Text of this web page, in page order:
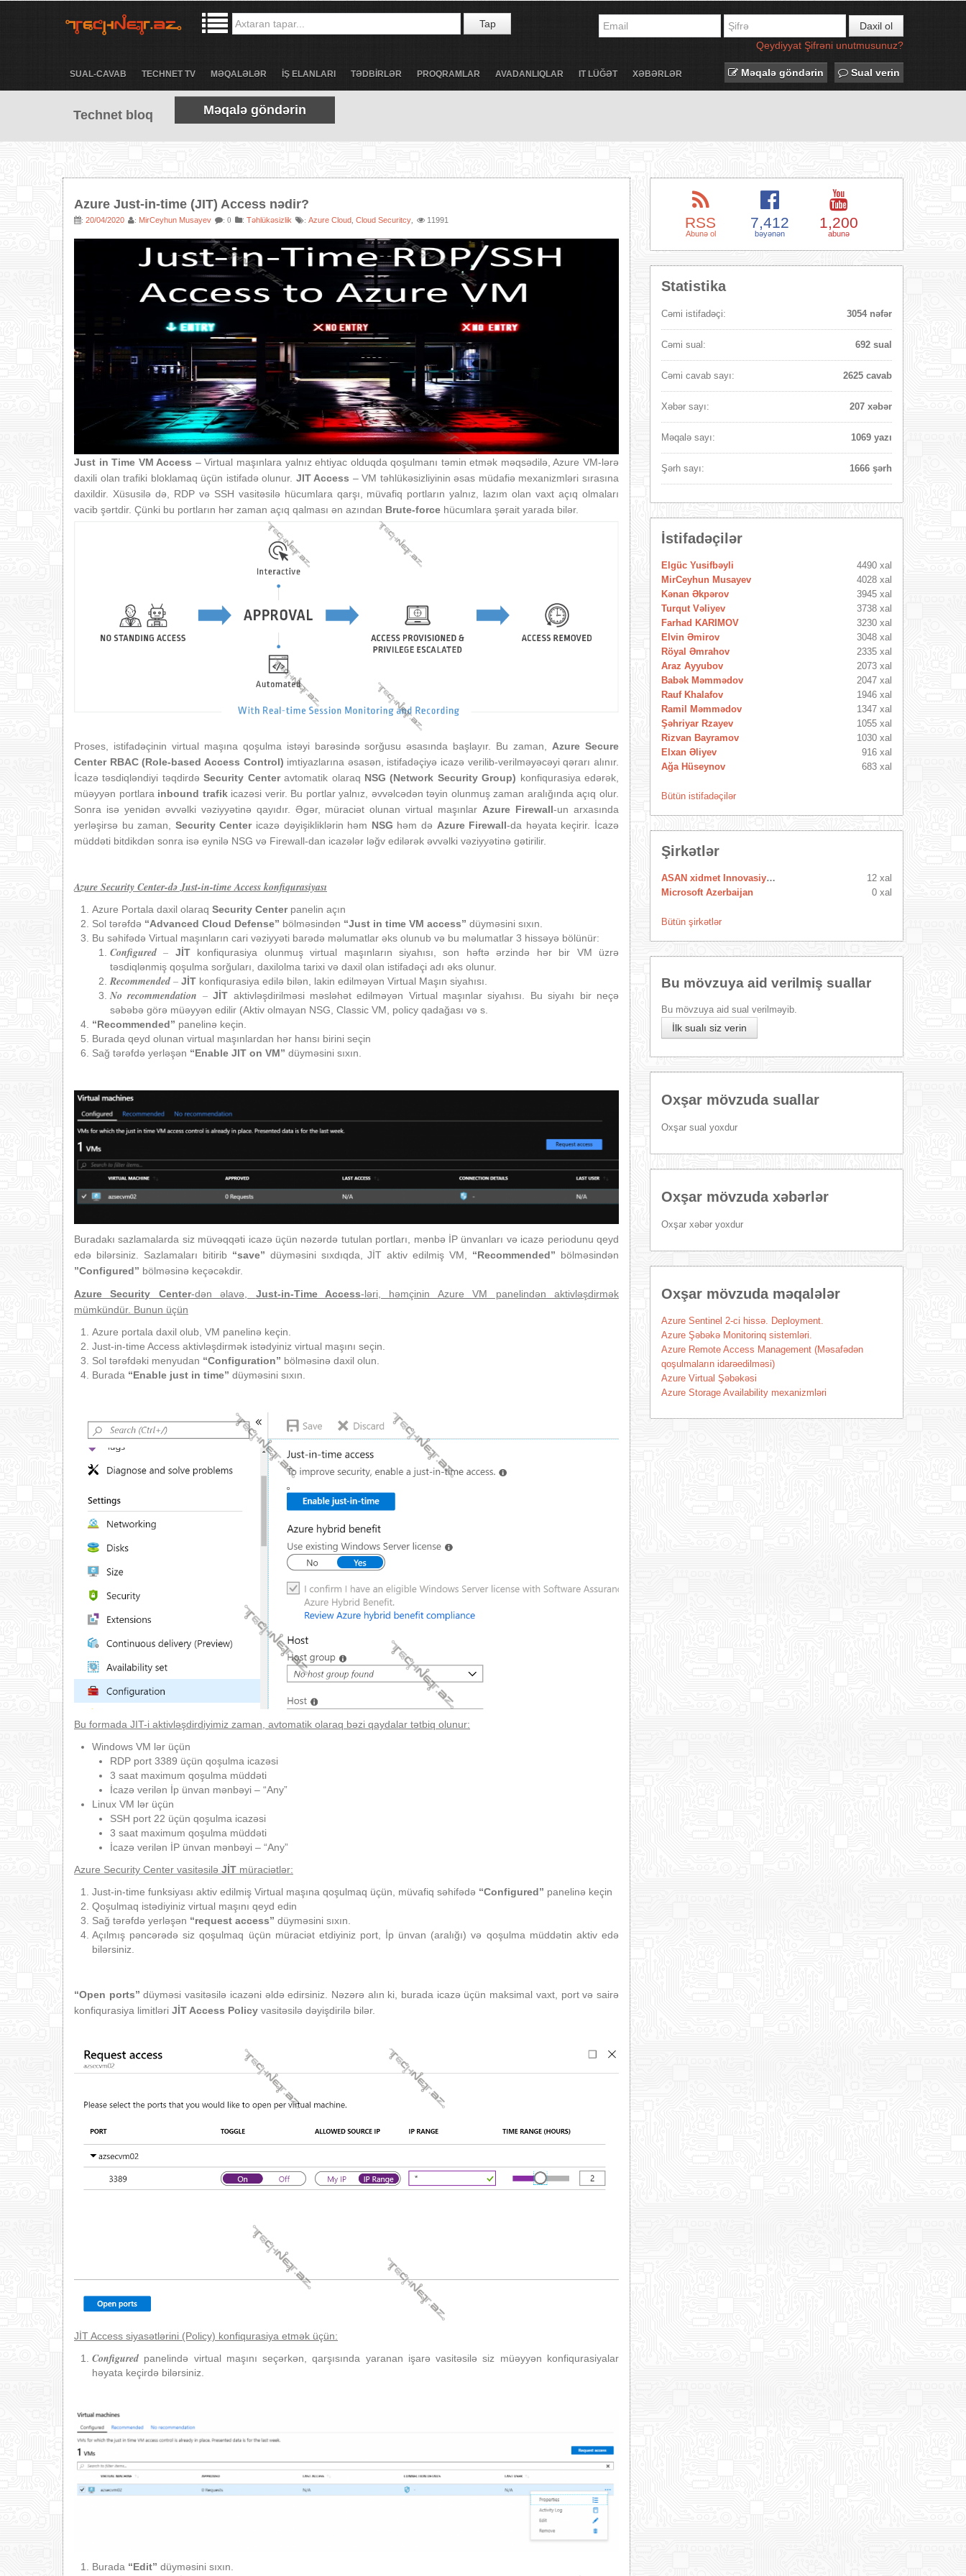
Tap
Daxil ol
Qeydiyyat Şifrəni unutmusunuz?
SUAL-CAVAB TECHNET TV MƏQALƏLƏR İŞ ELANLARI TƏDBİRLƏR PROQRAMLAR AVADANLIQLAR IT LÜĞƏT XƏBƏRLƏR Məqalə göndərin Sual verin
Technet bloq Məqalə göndərin
Azure Just-in-time (JIT) Access nədir?
: 20/04/2020 : MirCeyhun Musayev : 0 : Təhlükəsizlik : Azure Cloud Cloud Securitcy 11991
Just in Time VM Access – Virtual maşınlara yalnız ehtiyac olduqda qoşulmanı təmin etmək məqsədilə, Azure VM-lərə
daxili olan trafiki bloklamaq üçün istifadə olunur. JIT Access – VM təhlükəsizliyinin əsas müdafiə mexanizmləri sırasına
daxildir. Xüsusilə də, RDP və SSH vasitəsilə hücumlara qarşı, müvafiq portların yalnız, lazım olan vaxt açıq olmaları
vacib şərtdir. Çünki bu portların hər zaman açıq qalması ən azından Brute-force hücumlara şərait yarada bilər.
Proses, istifadəçinin virtual maşına qoşulma istəyi barəsində sorğusu əsasında başlayır. Bu zaman, Azure Secure
Center RBAC (Role-based Access Control) imtiyazlarına əsasən, istifadəçiyə icazə verilib-verilməyəcəyi qərarı alınır.
İcazə təsdiqləndiyi təqdirdəSecurity Centeravtomatik olaraq NSG (Network Security Group) konfiqurasiya edərək,
müəyyən portlara inbound trafikicazəsi verir. Bu portlar yalnız, əvvəlcədən təyin olunmuş zaman aralığında açıq olur.
Sonra isə yenidən əvvəlki vəziyyətinə qayıdır. Əgər, müraciət olunan virtual maşınlar Azure Firewall-un arxasında
yerləşirsə bu zaman, Security Centericazə dəyişikliklərin həm NSG həm də Azure Firewall-da həyata keçirir. İcazə
müddəti bitdikdən sonra isə eynilə NSG və Firewall-dan icazələr ləğv edilərək əvvəlki vəziyyətinə gətirilir.
Azure Security Center-də Just-in-time Access konfiqurasiyası
Azure Portala daxil olaraq Security Centerpanelin açın
Sol tərəfdə “Advanced Cloud Defense” bölməsindən “Just in time VM access” düyməsini sıxın.
Bu səhifədə Virtual maşınların cari vəziyyəti barədə məlumatlar əks olunub və bu məlumatlar 3 hissəyə bölünür:
Configured– JİTkonfiqurasiya olunmuş virtual maşınların siyahısı, son həftə ərzində hər bir VM üzrə
təsdiqlənmiş qoşulma sorğuları, daxilolma tarixi və daxil olan istifadəçi adı əks olunur.
Recommended – JİT konfiqurasiya edilə bilən, lakin edilməyən Virtual Maşın siyahısı.
No recommendation –JİT aktivləşdirilməsi məsləhət edilməyən Virtual maşınlar siyahısı. Bu siyahı bir neçə
səbəbə görə müəyyən edilir (Aktiv olmayan NSG, Classic VM, policy qadağası və s.
“Recommended” panelinə keçin.
Burada qeyd olunan virtual maşınlardan hər hansı birini seçin
Sağ tərəfdə yerləşən “Enable JIT on VM” düyməsini sıxın.
Buradakı sazlamalarda siz müvəqqəti icazə üçün nəzərdə tutulan portları, mənbə İP ünvanları və icazə periodunu qeyd
edə bilərsiniz. Sazlamaları bitirib “save” düyməsini sıxdıqda, JİT aktiv edilmiş VM, “Recommended” bölməsindən
”Configured” bölməsinə keçəcəkdir.
Azure Security Center-dən əlavə, Just-in-Time Access-ləri, həmçinin Azure VM panelindən aktivləşdirmək
mümkündür. Bunun üçün
Azure portala daxil olub, VM panelinə keçin.
Just-in-time Access aktivləşdirmək istədyiniz virtual maşını seçin.
Sol tərəfdəki menyudan “Configuration” bölməsinə daxil olun.
Burada “Enable just in time” düyməsini sıxın.
Bu formada JIT-i aktivləşdirdiyimiz zaman, avtomatik olaraq bəzi qaydalar tətbiq olunur:
Windows VM lər üçün
RDP port 3389 üçün qoşulma icazəsi
3 saat maximum qoşulma müddəti
İcazə verilən İp ünvan mənbəyi – “Any”
Linux VM lər üçün
SSH port 22 üçün qoşulma icazəsi
3 saat maximum qoşulma müddəti
İcazə verilən İP ünvan mənbəyi – “Any”
Azure Security Center vasitəsilə JİT müraciətlər:
Just-in-time funksiyası aktiv edilmiş Virtual maşına qoşulmaq üçün, müvafiq səhifədə “Configured” panelinə keçin
Qoşulmaq istədiyiniz virtual maşını qeyd edin
Sağ tərəfdə yerləşən “request access” düyməsini sıxın.
Açılmış pəncərədə siz qoşulmaq üçün müraciət etdiyiniz port, İp ünvan (aralığı) və qoşulma müddətin aktiv edə
bilərsiniz.
“Open ports” düyməsi vasitəsilə icazəni əldə edirsiniz. Nəzərə alın ki, burada icazə üçün maksimal vaxt, port və sairə
konfiqurasiya limitləri JİT Access Policy vasitəsilə dəyişdirilə bilər.
JİT Access siyasətlərini (Policy) konfiqurasiya etmək üçün:
Configured panelində virtual maşını seçərkən, qarşısında yaranan işarə vasitəsilə siz müəyyən konfiqurasiyalar
həyata keçirdə bilərsiniz.
Burada “Edit” düyməsini sıxın.
RSS
Abunə ol
7,412
bəyənən
1,200
abunə
Statistika
Cəmi istifadəçi: 3054 nəfər
Cəmi sual: 692 sual
Cəmi cavab sayı: 2625 cavab
Xəbər sayı: 207 xəbər
Məqalə sayı: 1069 yazı
Şərh sayı: 1666 şərh
İstifadəçilər
Elgüc Yusifbəyli
4490 xal
MirCeyhun Musayev
4028 xal
Kənan Əkpərov
3945 xal
Turqut Vəliyev
3738 xal
Farhad KARIMOV
3230 xal
Elvin Əmirov
3048 xal
Röyal Əmrahov
2335 xal
Araz Ayyubov
2073 xal
Babək Məmmədov
2047 xal
Rauf Khalafov
1946 xal
Ramil Məmmədov
1347 xal
Şəhriyar Rzayev
1055 xal
Rizvan Bayramov
1030 xal
Elxan Əliyev
916 xal
Ağa Hüseynov
683 xal
Bütün istifadəçilər
Şirkətlər
ASAN xidmet Innovasiya Mərkəzi
12 xal
Microsoft Azerbaijan
0 xal
Bütün şirkətlər
Bu mövzuya aid verilmiş suallar
Bu mövzuya aid sual verilməyib.
İlk sualı siz verin
Oxşar mövzuda suallar
Oxşar sual yoxdur
Oxşar mövzuda xəbərlər
Oxşar xəbər yoxdur
Oxşar mövzuda məqalələr
Azure Sentinel 2-ci hissə. Deployment.
Azure Şəbəkə Monitorinq sistemləri.
Azure Remote Access Management (Məsafədən
qoşulmaların idarəedilməsi)
Azure Virtual Şəbəkəsi
Azure Storage Availability mexanizmləri